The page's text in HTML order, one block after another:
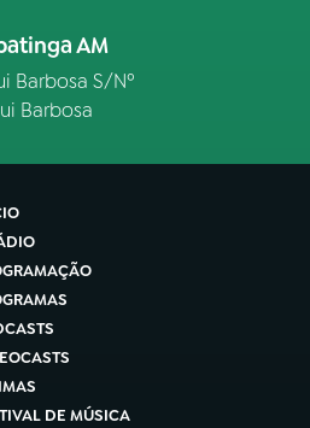
AM
Barbosa S/Nº
Barbosa
DE MÚSICA